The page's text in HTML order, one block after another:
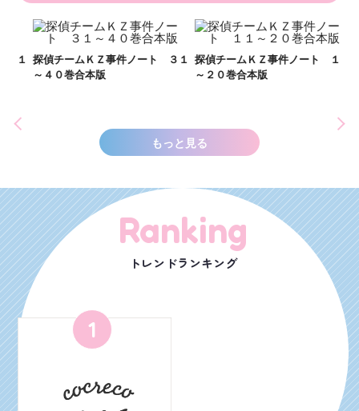
探偵チームＫＺ事件ノート ３１
～４０巻合本版
探偵チームＫＺ事件ノート １１
～２０巻合本版
もっと見る
Ranking
トレンドランキング
1